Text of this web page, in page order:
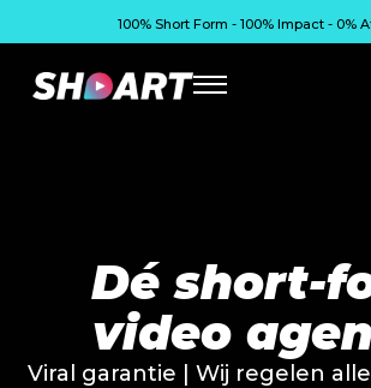
100% Short Form - 100% Impact - 0%
Dé short-
video
Viral garantie | Wij regelen